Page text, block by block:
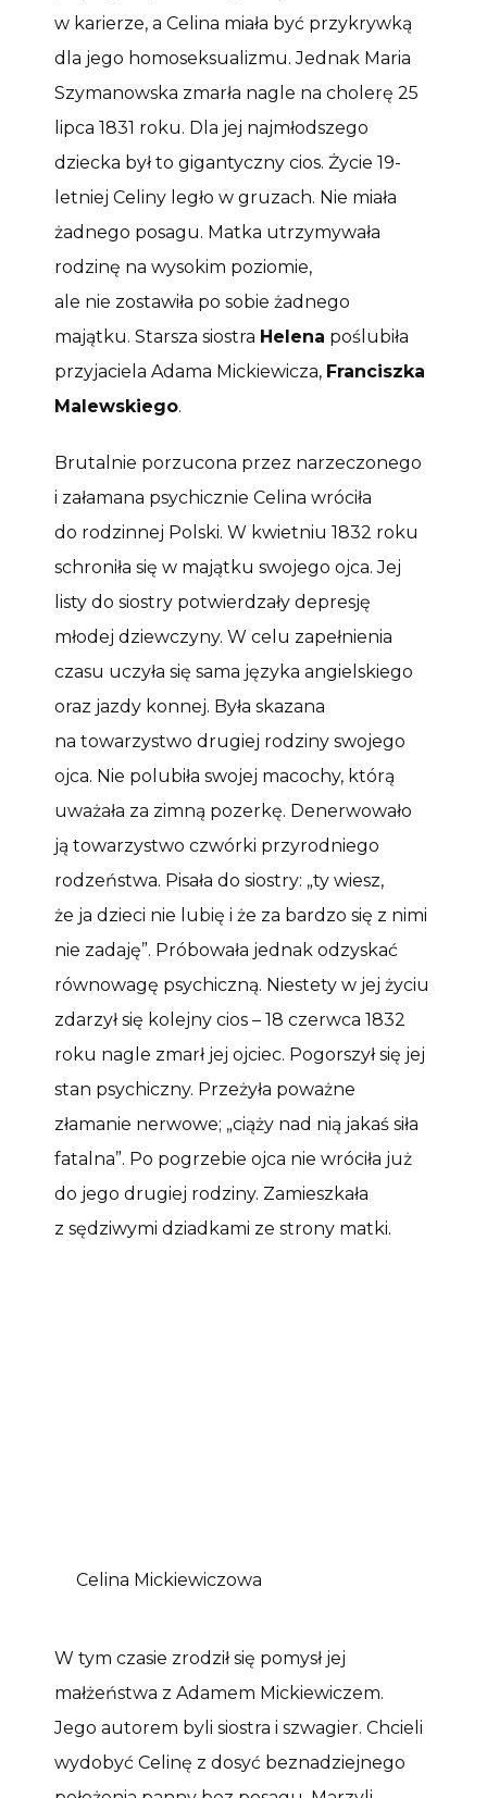
w karierze, a Celina miała być przykrywką
dla jego homoseksualizmu. Jednak Maria
Szymanowska zmarła nagle na cholerę 25
lipca 1831 roku. Dla jej najmłodszego
dziecka był to gigantyczny cios. Życie 19-
letniej Celiny legło w gruzach. Nie miała
żadnego posagu. Matka utrzymywała
rodzinę na wysokim poziomie,
ale nie zostawiła po sobie żadnego
majątku. Starsza siostra Helena poślubiła
przyjaciela Adama Mickiewicza, Franciszka
Malewskiego.
Brutalnie porzucona przez narzeczonego
i załamana psychicznie Celina wróciła
do rodzinnej Polski. W kwietniu 1832 roku
schroniła się w majątku swojego ojca. Jej
listy do siostry potwierdzały depresję
młodej dziewczyny. W celu zapełnienia
czasu uczyła się sama języka angielskiego
oraz jazdy konnej. Była skazana
na towarzystwo drugiej rodziny swojego
ojca. Nie polubiła swojej macochy, którą
uważała za zimną pozerkę. Denerwowało
ją towarzystwo czwórki przyrodniego
rodzeństwa. Pisała do siostry: „ty wiesz,
że ja dzieci nie lubię i że za bardzo się z nimi
nie zadaję”. Próbowała jednak odzyskać
równowagę psychiczną. Niestety w jej życiu
zdarzył się kolejny cios – 18 czerwca 1832
roku nagle zmarł jej ojciec. Pogorszył się jej
stan psychiczny. Przeżyła poważne
złamanie nerwowe; „ciąży nad nią jakaś siła
fatalna”. Po pogrzebie ojca nie wróciła już
do jego drugiej rodziny. Zamieszkała
z sędziwymi dziadkami ze strony matki.
Celina Mickiewiczowa
W tym czasie zrodził się pomysł jej
małżeństwa z Adamem Mickiewiczem.
Jego autorem byli siostra i szwagier. Chcieli
wydobyć Celinę z dosyć beznadziejnego